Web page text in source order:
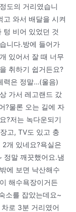
도의 거리였습니
고 와서 배달을 시켜
텅 비어 있었던 것
니다.방에 들어가
있어서 잘 때 너무
취하기 쉽거든요?
력은 정말…(울음)
가서 레고랜드 갔
?물론 오는 길에 자
?저는 녹다운되기
고, TV도 있고 충
개 있네요?욕실은
정말 깨끗했어요.냄
에 보면 낙산해수
해수욕장이거든
소를 잡았는데요~
로 3분 거리였어